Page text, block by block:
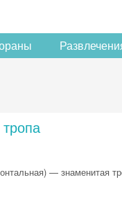
— знаменитая